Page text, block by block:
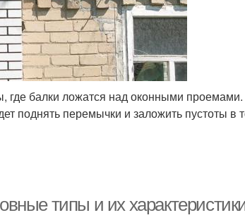
где балки ложатся над оконными
поднять перемычки и заложить пустоты в
типы и их